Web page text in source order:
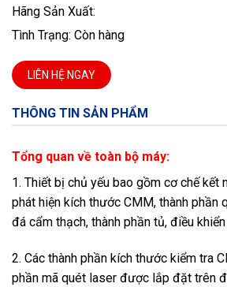
Hãng Sản Xuất:
Tình Trạng: Còn hàng
LIÊN HỆ NGAY
THÔNG TIN SẢN PHẨM
Tổng quan về toàn bộ máy:
1. Thiết bị chủ yếu bao gồm cơ chế kết
phát hiện kích thước CMM, thành phần
đá cẩm thạch, thành phần tủ, điều
2. Các thành phần kích thước kiểm tra
phần mã quét laser được lắp đặt trên